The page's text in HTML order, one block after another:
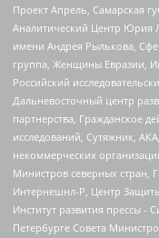
Проект Апрель, Самарская
Аналитический Центр Юрия
имени Андрея Рылькова,
группа, Женщины Евразии,
Российский
Дальневосточный центр
партнерства, Гражданское
исследований, Сутяжник,
некоммерческих
Министров северных стран,
Интернешнл-Р, Центр
Институт развития прессы -
Петербурге Совета